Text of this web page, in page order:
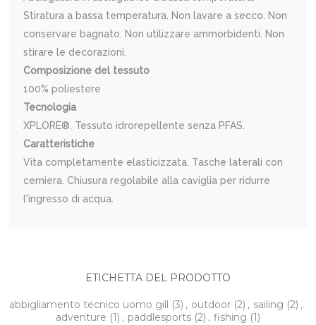
Stiratura a bassa temperatura. Non lavare a secco. Non
conservare bagnato. Non utilizzare ammorbidenti. Non
stirare le decorazioni.
Composizione del tessuto
100% poliestere
Tecnologia
XPLORE®. Tessuto idrorepellente senza PFAS.
Caratteristiche
Vita completamente elasticizzata. Tasche laterali con
cerniera. Chiusura regolabile alla caviglia per ridurre
l'ingresso di acqua.
ETICHETTA DEL PRODOTTO
abbigliamento tecnico uomo gill (3) , outdoor (2) , sailing (2) ,
adventure (1) , paddlesports (2) , fishing (1)